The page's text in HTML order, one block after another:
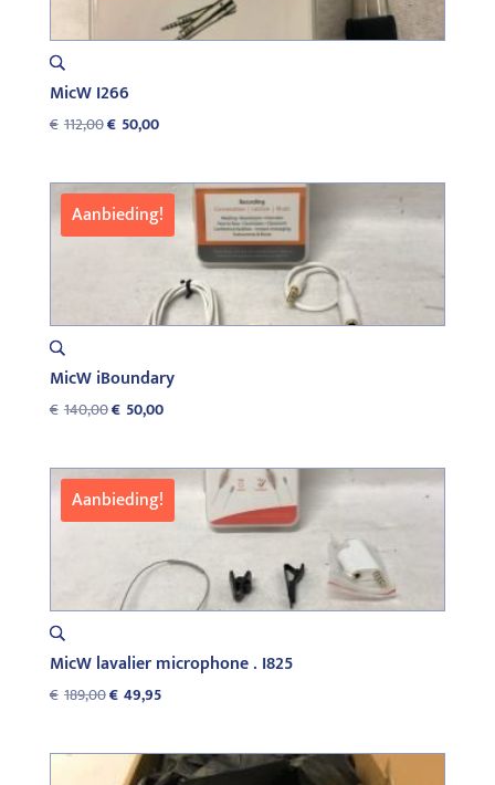
MicW I266
€ 112,00Oorspronkelijke
€112,00.
€ 50,00Huidige
€50,00.
Aanbieding!
MicW iBoundary
€ 140,00Oorspronkelijke
€140,00.
€ 50,00Huidige
€50,00.
Aanbieding!
MicW lavalier microphone . I825
€ 189,00Oorspronkelijke
€189,00.
€ 49,95Huidige
€49,95.